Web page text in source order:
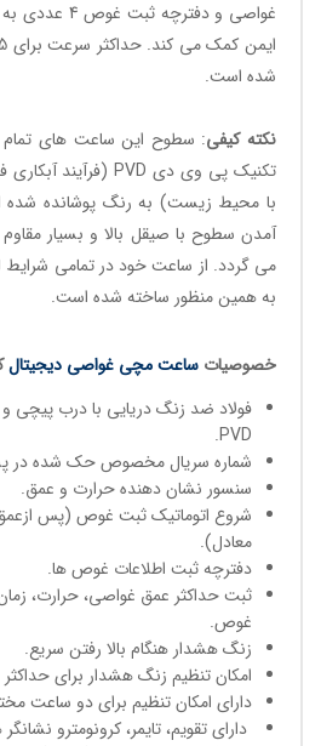
غواصی و
شده است.
نکته کیفی: سطوح این ساعت های تمام
تکنیک پی وی دی PVD
(فرآیند آبکاری
با محیط زیست) به رنگ پوشانده شده
آمدن سطوح با صیقل بالا و بسیار
می گردد. از ساعت خود در تمامی
به همین منظور ساخته شده است.
خصوصیات ساعت مچی غواصی دیجیتال
فولاد ضد زنگ دریایی با درب
PVD.
شماره سریال مخصوص حک شده در
سنسور نشان دهنده حرارت و عمق.
شروع اتوماتیک ثبت غوص (پس
معادل).
دفترچه ثبت اطلاعات غوص ها.
ثبت حداکثر عمق غواصی، حرارت،
غوص.
زنگ هشدار هنگام بالا رفتن سریع.
امکان تنظیم زنگ هشدار برای
دارای امکان تنظیم برای دو ساعت
دارای تقویم، تایمر، کرونومترو